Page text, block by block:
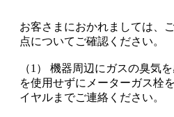
お客さまにおかれましては、
点についてご確認ください。
（1） 機器周辺にガスの臭気
を使用せずにメーターガス栓
イヤルまでご連絡ください。